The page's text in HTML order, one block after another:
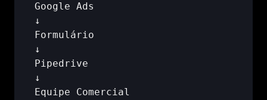
Google Ads
↓
Formulário
↓
Pipedrive
↓
Equipe Comercial